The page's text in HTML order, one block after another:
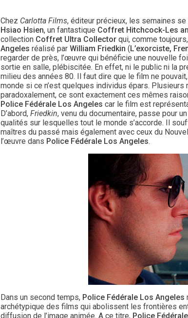
Chez Carlotta Films, éditeur précieux, les semaines
Hsiao Hsien, un fantastique Coffret Hitchcock-Les
collection Coffret Ultra Collector qui, comme
Angeles réalisé par William Friedkin ( L’exorciste,
regarder de près, l’œuvre qui bénéficie une nouvelle
sortie en salle, plébiscitée. En effet, ni le public ni la
milieu des années 80. Il faut dire que le film ne
monde si ce n’est quelques individus épars. Plusieurs
paradoxalement, ce sont exactement ces mêmes
Police Fédérale Los Angeles car le film est
D’abord, Friedkin, venu du documentaire, passe pour
qualités sur lesquelles tout le monde s’accorde. Il
maîtres du passé mais également avec ceux du
l’œuvre dans Police Fédérale Los Angeles.
Dans un second temps, Police Fédérale Los Angeles
archétypique des films qui abolissent les frontières
diffusion de l’image animée. A ce titre, Police